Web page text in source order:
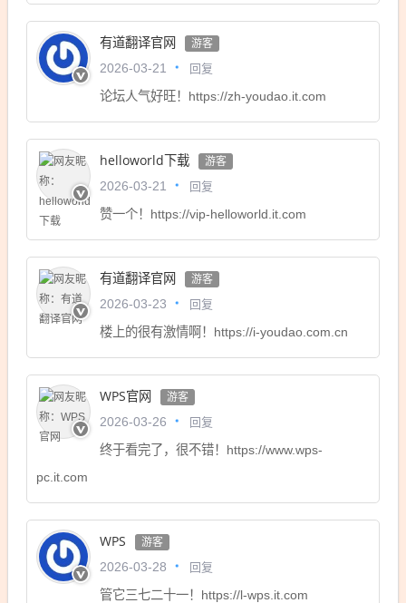
有道翻译官网 游客
2026-03-21 回复
论坛人气好旺！https://zh-youdao.it.com
helloworld下载 游客
2026-03-21 回复
赞一个！https://vip-helloworld.it.com
有道翻译官网 游客
2026-03-23 回复
楼上的很有激情啊！https://i-youdao.com.cn
WPS官网 游客
2026-03-26 回复
终于看完了，很不错！https://www.wps-
pc.it.com
WPS 游客
2026-03-28 回复
管它三七二十一！https://l-wps.it.com